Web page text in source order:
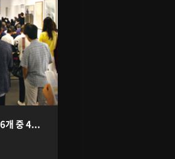
개 중 4...